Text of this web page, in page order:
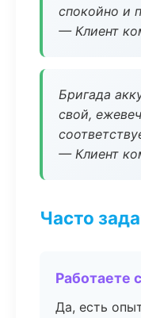
спокойно и
— Клиент
Бригада
свой,
— Клиент
Часто
Работаете
Да, есть